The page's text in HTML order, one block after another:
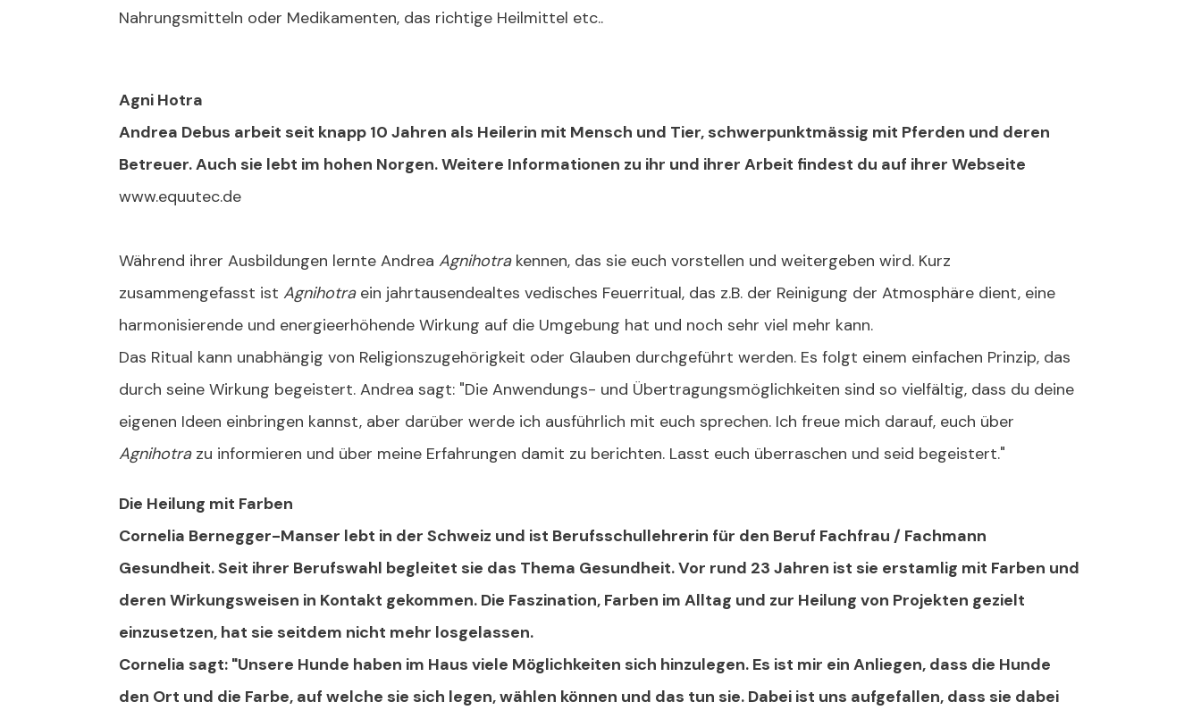
Nahrungsmitteln oder Medikamenten, das richtige Heilmittel etc..
Agni Hotra
Andrea Debus arbeit seit knapp 10 Jahren als Heilerin mit Mensch und Tier, schwerpunktmässig mit Pferden und deren
Betreuer. Auch sie lebt im hohen Norgen. Weitere Informationen zu ihr und ihrer Arbeit findest du auf ihrer Webseite
www.equutec.de
Während ihrer Ausbildungen lernte Andrea Agnihotrakennen, das sie euch vorstellen und weitergeben wird. Kurz
zusammengefasst ist Agnihotraein jahrtausendealtes vedisches Feuerritual, das z.B. der Reinigung der Atmosphäre dient, eine
harmonisierende und energieerhöhende Wirkung auf die Umgebung hat und noch sehr viel mehr kann.
Das Ritual kann unabhängig von Religionszugehörigkeit oder Glauben durchgeführt werden. Es folgt einem einfachen Prinzip, das
durch seine Wirkung begeistert. Andrea sagt: "Die Anwendungs- und Übertragungsmöglichkeiten sind so vielfältig, dass du deine
eigenen Ideen einbringen kannst, aber darüber werde ich ausführlich mit euch sprechen. Ich freue mich darauf, euch über
Agnihotrazu informieren und über meine Erfahrungen damit zu berichten. Lasst euch überraschen und seid begeistert."
Die Heilung mit Farben
Cornelia Bernegger-Manser lebt in der Schweiz und ist Berufsschullehrerin für den Beruf Fachfrau / Fachmann
Gesundheit. Seit ihrer Berufswahl begleitet sie das Thema Gesundheit. Vor rund 23 Jahren ist sie erstamlig mit Farben und
deren Wirkungsweisen in Kontakt gekommen. Die Faszination, Farben im Alltag und zur Heilung von Projekten gezielt
einzusetzen, hat sie seitdem nicht mehr losgelassen.
Cornelia sagt: "Unsere Hunde haben im Haus viele Möglichkeiten sich hinzulegen. Es ist mir ein Anliegen, dass die Hunde
den Ort und die Farbe, auf welche sie sich legen, wählen können und das tun sie. Dabei ist uns aufgefallen, dass sie dabei